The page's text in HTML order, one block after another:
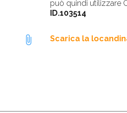
può quindi utilizzare
ID.103514
attach_file Scarica la